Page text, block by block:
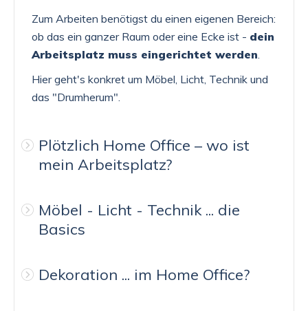
Zum Arbeiten benötigst du einen eigenen Bereich:
ob das ein ganzer Raum oder eine Ecke ist - dein
Arbeitsplatz muss eingerichtet werden.
Hier geht's konkret um Möbel, Licht, Technik und
das "Drumherum".
Plötzlich Home Office – wo ist
mein Arbeitsplatz?
Möbel - Licht - Technik ... die
Basics
Dekoration ... im Home Office?